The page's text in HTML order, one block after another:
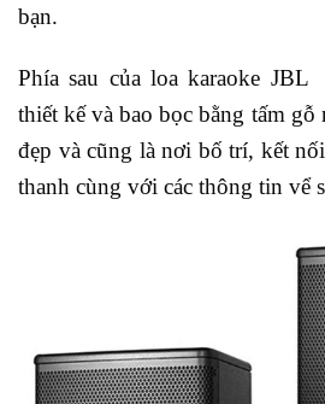
bạn.
Phía sau của loa karaoke
thiết kế và bao bọc bằng tấm gỗ
đẹp và cũng là nơi bố trí, kết
thanh cùng với các thông tin vể